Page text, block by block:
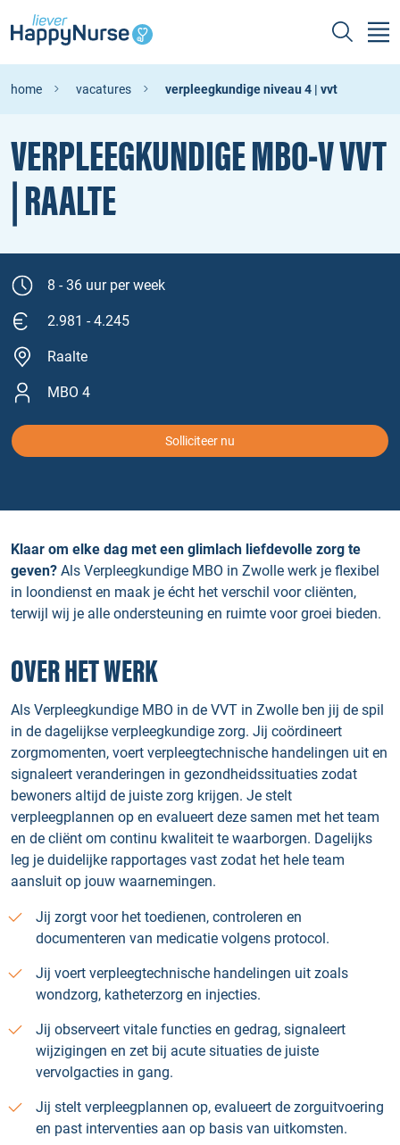
home vacatures verpleegkundige niveau 4 | vvt
VERPLEEGKUNDIGE MBO‑V VVT
| RAALTE
8 - 36 uur per week
2.981 - 4.245
Raalte
MBO 4
Solliciteer nu
Klaar om elke dag met een glimlach liefdevolle zorg te
geven? Als Verpleegkundige MBO in Zwolle werk je flexibel
in loondienst en maak je écht het verschil voor cliënten,
terwijl wij je alle ondersteuning en ruimte voor groei bieden.
OVER HET WERK
Als Verpleegkundige MBO in de VVT in Zwolle ben jij de spil
in de dagelijkse verpleegkundige zorg. Jij coördineert
zorgmomenten, voert verpleegtechnische handelingen uit en
signaleert veranderingen in gezondheidssituaties zodat
bewoners altijd de juiste zorg krijgen. Je stelt
verpleegplannen op en evalueert deze samen met het team
en de cliënt om continu kwaliteit te waarborgen. Dagelijks
leg je duidelijke rapportages vast zodat het hele team
aansluit op jouw waarnemingen.
Jij zorgt voor het toedienen, controleren en
documenteren van medicatie volgens protocol.
Jij voert verpleegtechnische handelingen uit zoals
wondzorg, katheterzorg en injecties.
Jij observeert vitale functies en gedrag, signaleert
wijzigingen en zet bij acute situaties de juiste
vervolgacties in gang.
Jij stelt verpleegplannen op, evalueert de zorguitvoering
en past interventies aan op basis van uitkomsten.